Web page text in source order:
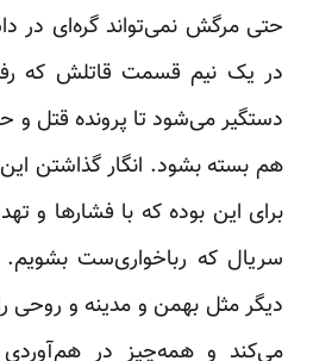
حتی مرگش نمی‌تواند گره‌ای در
در یک نیم قسمت قاتلش که
دستگیر می‌شود تا پرونده قتل و
هم بسته بشود. انگار گذاشتن
برای این بوده که با فشارها و
سریال که رباخواری‌ست
دیگر مثل بهمن و مدینه و روحی
می‌کند و همه‌چیز در